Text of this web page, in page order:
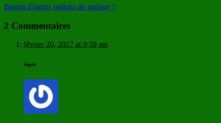
Besoin d'autres options de partage ?
2 Commentaires
février 20, 2017 at 9:39 am
bigot